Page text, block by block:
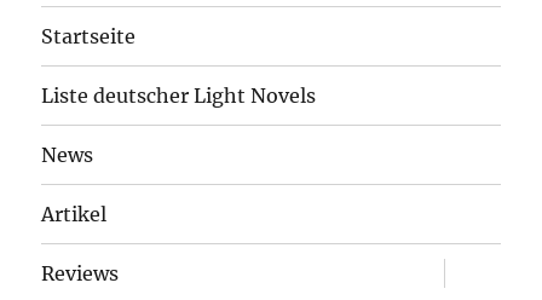
Startseite
Liste deutscher Light Novels
News
Artikel
Reviews
öffnen